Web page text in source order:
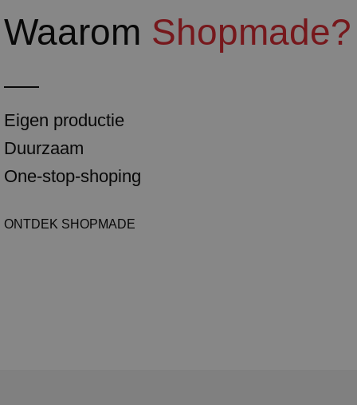
Waarom Shopmade?
Eigen productie
Duurzaam
One-stop-shoping
ONTDEK SHOPMADE